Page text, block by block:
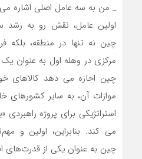
_ من به سه عامل اصلی اشاره
اولین عامل، نقش رو به رشد
چین نه تنها در منطقه، بلکه
مرکزی در وهله اول به عنوان
چین اجازه می دهد کالاهای
موازات آن، به سایر کشورهای
استراتژیکی برای پروژه
می کند. بنابراین، اولین و
چین به عنوان یکی از